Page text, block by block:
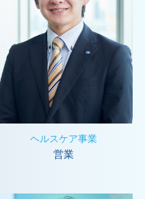
ヘルスケア事業
営業